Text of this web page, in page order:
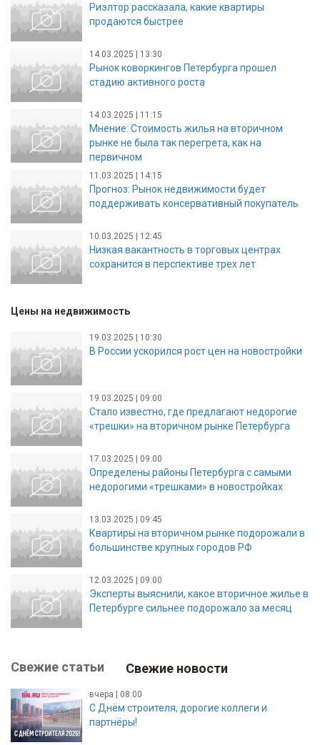
Риэлтор рассказала, какие квартиры
продаются быстрее
14.03.2025 | 13:30
Рынок коворкингов Петербурга прошел
стадию активного роста
14.03.2025 | 11:15
Мнение: Стоимость жилья на вторичном
рынке не была так перегрета, как на
первичном
11.03.2025 | 14:15
Прогноз: Рынок недвижимости будет
поддерживать консервативный покупатель
10.03.2025 | 12:45
Низкая вакантность в торговых центрах
сохранится в перспективе трех лет
Цены на недвижимость
19.03.2025 | 10:30
В России ускорился рост цен на новостройки
19.03.2025 | 09:00
Стало известно, где предлагают недорогие
«трешки» на вторичном рынке Петербурга
17.03.2025 | 09:00
Определены районы Петербурга с самыми
недорогими «трешками» в новостройках
13.03.2025 | 09:45
Квартиры на вторичном рынке подорожали в
большинстве крупных городов РФ
12.03.2025 | 09:00
Эксперты выяснили, какое вторичное жилье в
Петербурге сильнее подорожало за месяц
Свежие статьи Свежие новости
вчера | 08:00
С Днём строителя, дорогие коллеги и
партнёры!